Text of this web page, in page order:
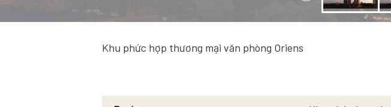
Khu phức hợp thương mại văn phòng Oriens